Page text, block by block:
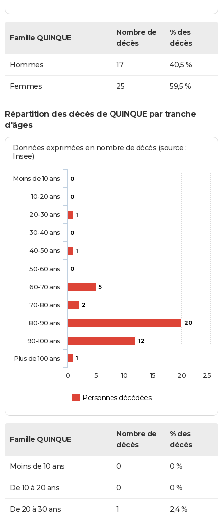
Famille QUINQUE
Nombre de
décès
% des
décès
Hommes 17 40,5 %
Femmes 25 59,5 %
Répartition des décès de QUINQUE par tranche
d'âges
Données exprimées en nombre de décès (source :
Insee)
0
0
1
0
1
0
5
2
20
12
1
Personnes décédées
Moins de 10 ans
10-20 ans
20-30 ans
30-40 ans
40-50 ans
50-60 ans
60-70 ans
70-80 ans
80-90 ans
90-100 ans
Plus de 100 ans
0 5 10 15 20 25
Famille QUINQUE
Nombre de
décès
% des
décès
Moins de 10 ans 0 0 %
De 10 à 20 ans 0 0 %
De 20 à 30 ans 1 2,4 %